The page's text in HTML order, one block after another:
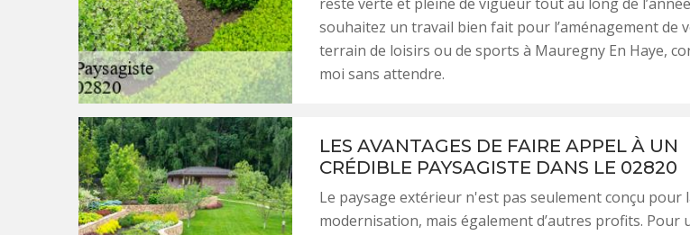
souhaitez un travail bien fait pour l’aménagement de
terrain de loisirs ou de sports à Mauregny En Haye,
moi sans attendre.
LES AVANTAGES DE FAIRE APPEL À UN
CRÉDIBLE PAYSAGISTE DANS LE 02820
Le paysage extérieur n'est pas seulement conçu pour
modernisation, mais également d’autres profits. Pour